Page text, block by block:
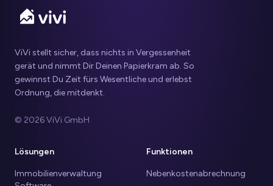
ViVi stellt sicher, dass nichts in Vergessenheit
gerät und nimmt Dir Deinen Papierkram ab. So
gewinnst Du Zeit fürs Wesentliche und erlebst
Ordnung, die mitdenkt.
© 2026 ViVi GmbH
Funktionen
Nebenkostenabrechnung
Lösungen
Immobilienverwaltung